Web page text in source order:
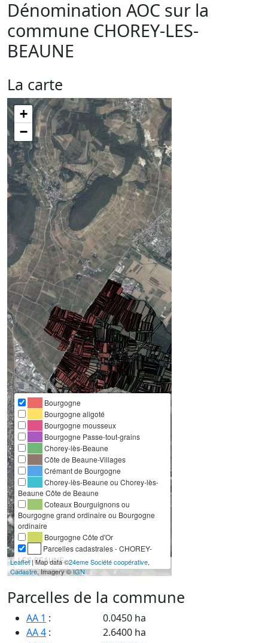
Dénomination AOC sur la
commune CHOREY-LES-
BEAUNE
La carte
+
−
Bourgogne
Bourgogne aligoté
Bourgogne mousseux
Bourgogne Passe-tout-grains
Chorey-lès-Beaune
Côte de Beaune-Villages
Crémant de Bourgogne
Chorey-lès-Beaune ou Chorey-lès-
Beaune Côte de Beaune
Coteaux Bourguignons ou
Bourgogne grand ordinaire ou Bourgogne
ordinaire
Bourgogne Côte d'Or
Parcelles cadastrales - CHOREY-
LES-BEAUNE
Leaflet| Map data ©24eme Société coopérative,
Cadastre, Imagery ©IGN
Parcelles de la commune
AA 1 :
0.0450 ha
AA 4 :
2.6400 ha